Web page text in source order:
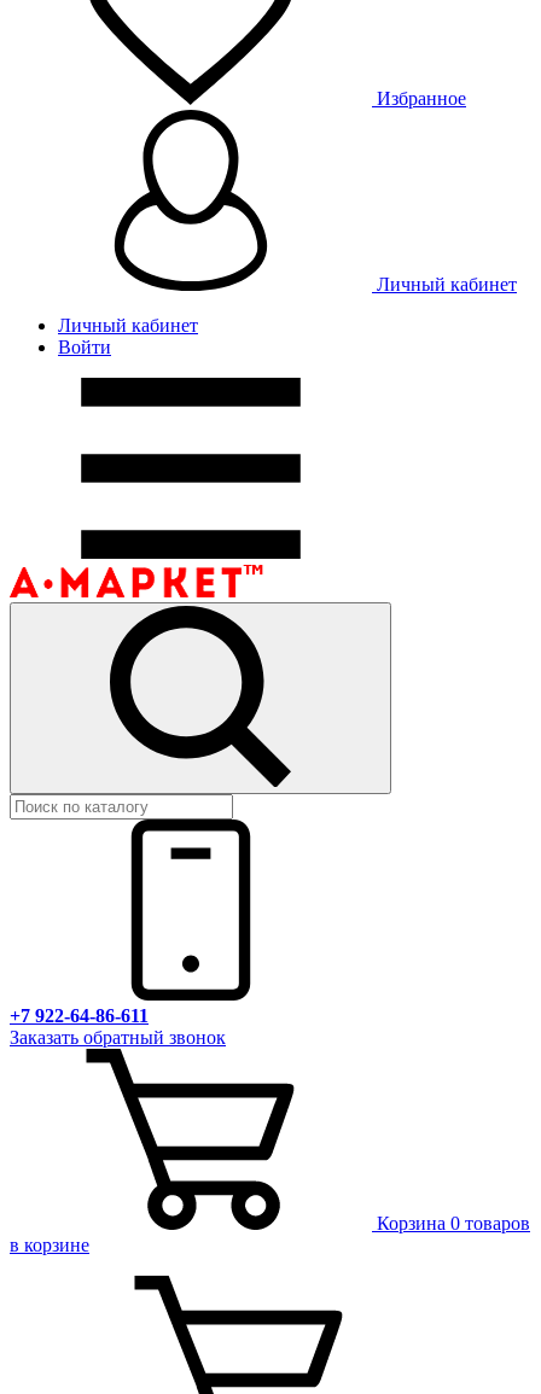
Избранное
Личный кабинет
Личный кабинет
Войти
+7 922-64-86-611
Заказать обратный звонок
Корзина 0 товаров
в корзине